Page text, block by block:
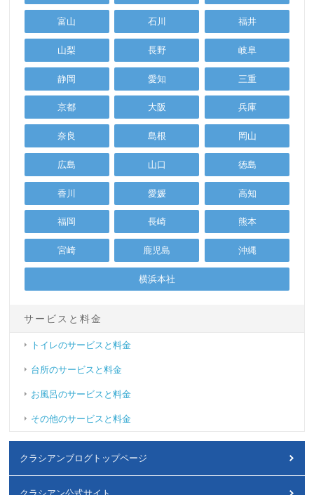
富山 石川 福井
山梨 長野 岐阜
静岡 愛知 三重
京都 大阪 兵庫
奈良 島根 岡山
広島 山口 徳島
香川 愛媛 高知
福岡 長崎 熊本
宮崎 鹿児島 沖縄
横浜本社
サービスと料金
トイレのサービスと料金
台所のサービスと料金
お風呂のサービスと料金
その他のサービスと料金
クラシアンブログトップページ